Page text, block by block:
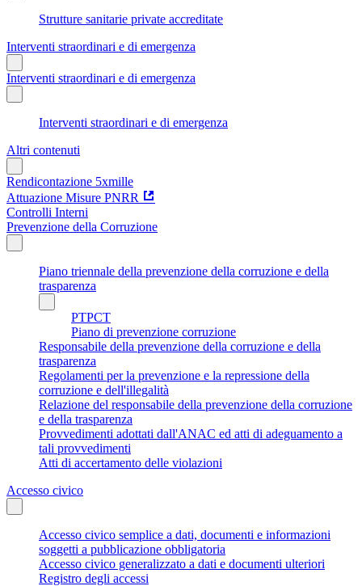
Strutture sanitarie private accreditate
Interventi straordinari e di emergenza
Interventi straordinari e di emergenza
Interventi straordinari e di emergenza
Altri contenuti
Rendicontazione 5xmille
Attuazione Misure PNRR
Controlli Interni
Prevenzione della Corruzione
Piano triennale della prevenzione della corruzione e della
trasparenza
PTPCT
Piano di prevenzione corruzione
Responsabile della prevenzione della corruzione e della
trasparenza
Regolamenti per la prevenzione e la repressione della
corruzione e dell'illegalità
Relazione del responsabile della prevenzione della corruzione
e della trasparenza
Provvedimenti adottati dall'ANAC ed atti di adeguamento a
tali provvedimenti
Atti di accertamento delle violazioni
Accesso civico
Accesso civico semplice a dati, documenti e informazioni
soggetti a pubblicazione obbligatoria
Accesso civico generalizzato a dati e documenti ulteriori
Registro degli accessi